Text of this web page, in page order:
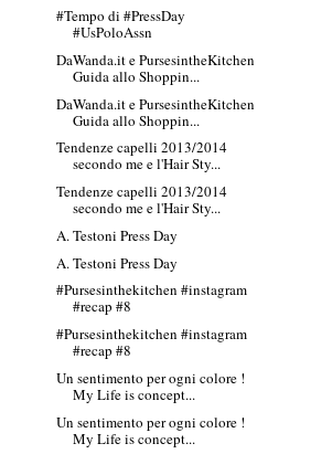
#Tempo di #PressDay
#UsPoloAssn
DaWanda.it e PursesintheKitchen
Guida allo Shoppin...
DaWanda.it e PursesintheKitchen
Guida allo Shoppin...
Tendenze capelli 2013/2014
secondo me e l'Hair Sty...
Tendenze capelli 2013/2014
secondo me e l'Hair Sty...
A. Testoni Press Day
A. Testoni Press Day
#Pursesinthekitchen #instagram
#recap #8
#Pursesinthekitchen #instagram
#recap #8
Un sentimento per ogni colore !
My Life is concept...
Un sentimento per ogni colore !
My Life is concept...